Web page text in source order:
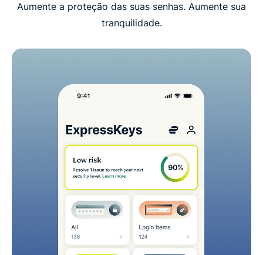
novo usuário
Aumente a proteção das suas senhas. Aumente sua
tranquilidade.